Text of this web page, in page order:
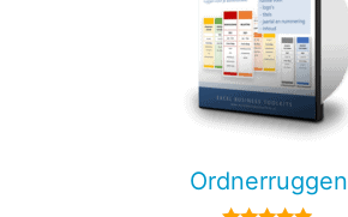
Ordnerruggen